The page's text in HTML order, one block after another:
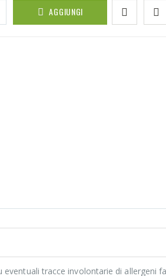
AGGIUNGI
tracce involontarie di allergeni